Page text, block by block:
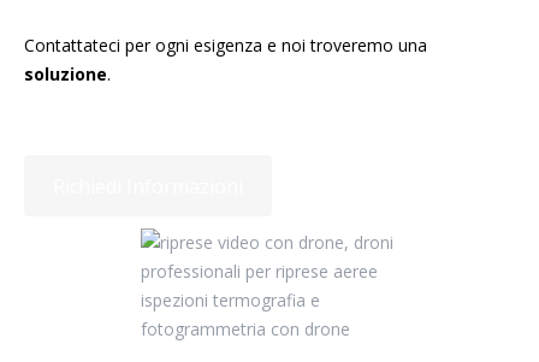
Contattateci per ogni esigenza e noi troveremo una
soluzione.